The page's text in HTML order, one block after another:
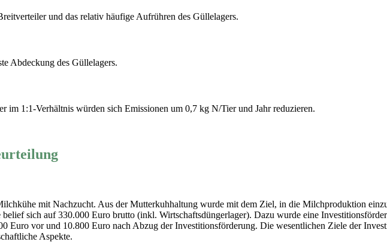
und das relativ häufige Aufrühren des Güllelagers.
Abdeckung des Güllelagers.
im 1:1-Verhältnis würden sich Emissionen um 0,7 kg N/Tier und Jahr reduzieren.
mit Nachzucht. Aus der Mutterkuhhaltung wurde mit dem Ziel, in die Milchproduktion
belief sich auf 330.000 Euro brutto (inkl. Wirtschaftsdüngerlager). Dazu wurde eine
Euro vor und 10.800 Euro nach Abzug der Investitionsförderung. Die wesentlichen Ziele der
Aspekte.